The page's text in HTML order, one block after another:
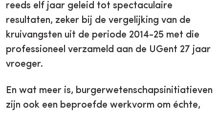
reeds elf jaar geleid tot spectaculaire
resultaten, zeker bij de vergelijking van de
kruivangsten uit de periode 2014-25 met die
professioneel verzameld aan de UGent 27 jaar
vroeger.
En wat meer is, burgerwetenschapsinitiatieven
zijn ook een beproefde werkvorm om échte,